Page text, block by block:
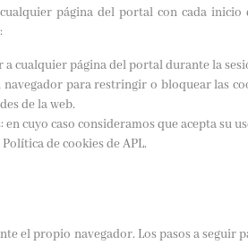
página del portal con cada inicio
a cualquier página del portal durante la
para restringir o bloquear las
de la web.
cuyo caso consideramos que acepta su
de cookies de APL.
el propio navegador. Los pasos a seguir